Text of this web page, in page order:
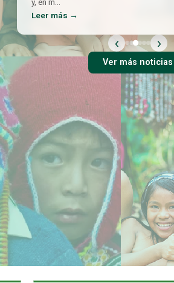
y, en m
Leer más →
‹ ›
Ver más noticias